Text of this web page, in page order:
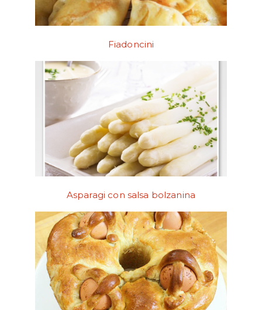
Fiadoncini
Asparagi con salsa bolzanina